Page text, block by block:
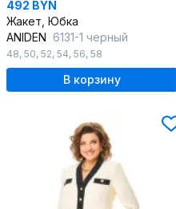
492 BYN
Жакет, Юбка
ANIDEN 6131-1 черный
48, 50, 52, 54, 56, 58
В корзину